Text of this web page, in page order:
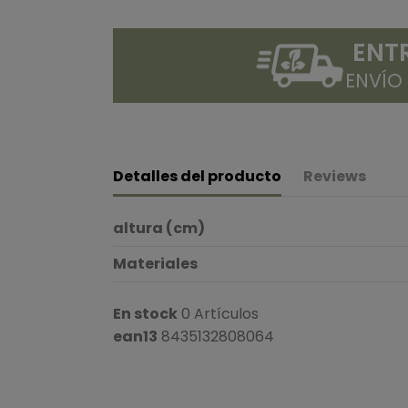
Detalles del producto Reviews
altura (cm)
Materiales
En stock 0 Artículos
ean13 8435132808064